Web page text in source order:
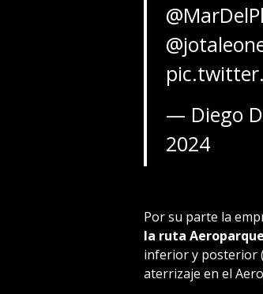
— Diego
2024
Por su parte la
la ruta
inferior y posterior
aterrizaje en el